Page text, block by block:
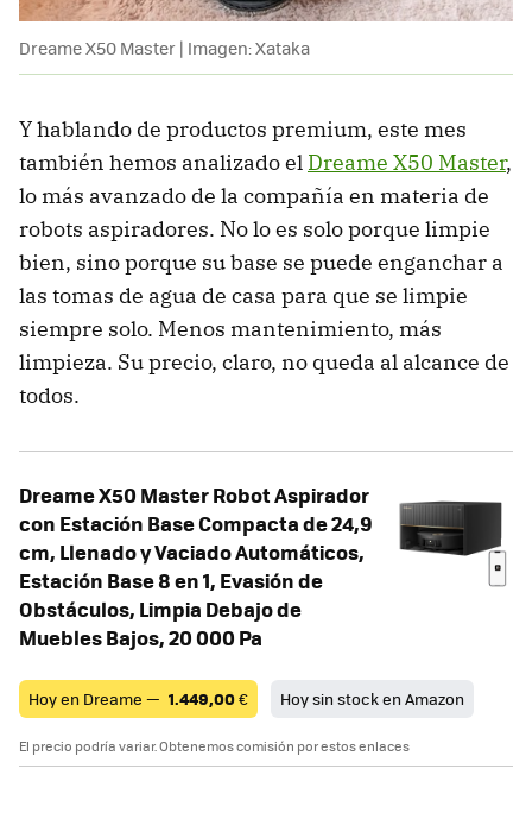
Dreame X50 Master | Imagen: Xataka
Y hablando de productos premium, este mes
también hemos analizado el Dreame X50 Master,
lo más avanzado de la compañía en materia de
robots aspiradores. No lo es solo porque limpie
bien, sino porque su base se puede enganchar a
las tomas de agua de casa para que se limpie
siempre solo. Menos mantenimiento, más
limpieza. Su precio, claro, no queda al alcance de
todos.
Dreame X50 Master Robot Aspirador
con Estación Base Compacta de 24,9
cm, Llenado y Vaciado Automáticos,
Estación Base 8 en 1, Evasión de
Obstáculos, Limpia Debajo de
Muebles Bajos, 20 000 Pa
Hoy en Dreame — 1.449,00€ Hoy sin stock en Amazon
El precio podría variar. Obtenemos comisión por estos enlaces